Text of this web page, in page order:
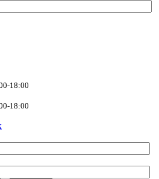
18:00
18:00